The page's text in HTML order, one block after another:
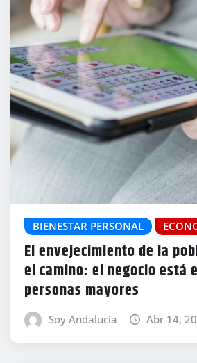
BIENESTAR PERSONAL
El envejecimiento de la
el camino: el negocio está
personas mayores
Soy Andalucía Abr 14,